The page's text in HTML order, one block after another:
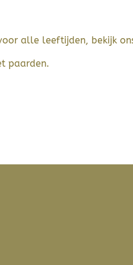
alle leeftijden, bekijk
paarden.